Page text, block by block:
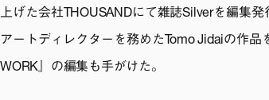
上げた会社THOUSANDにて雑誌Silverを編集
アートディレクターを務めたTomo Jidaiの作品
WORK』の編集も手がけた。